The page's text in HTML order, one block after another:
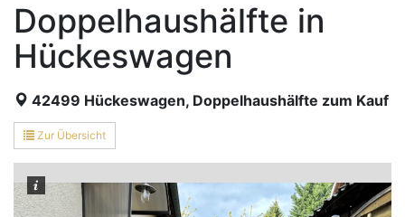
Doppelhaushälfte in
Hückeswagen
42499 Hückeswagen, Doppelhaushälfte zum Kauf
Zur Übersicht